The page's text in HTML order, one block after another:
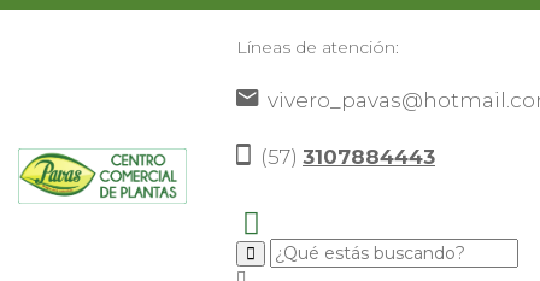
Líneas de atención:
(57) 3107884443
Avecilla